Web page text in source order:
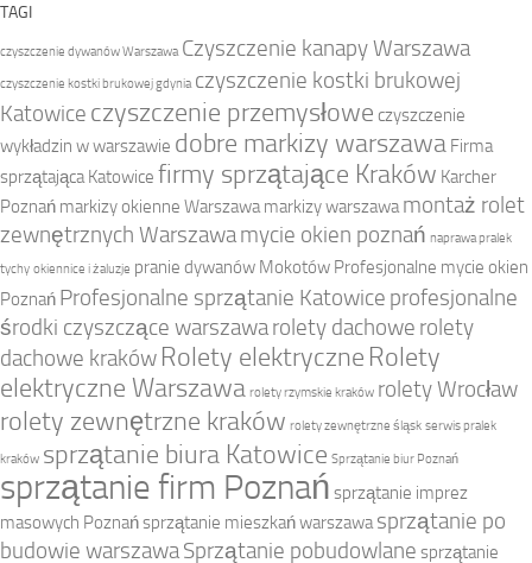
TAGI
czyszczenie dywanów Warszawa Czyszczenie kanapy Warszawa
czyszczenie kostki brukowej gdynia czyszczenie kostki brukowej
Katowice czyszczenie przemysłowe czyszczenie
wykładzin w warszawie dobre markizy warszawa Firma
sprzątająca Katowice firmy sprzątające Kraków Karcher
Poznań markizy okienne Warszawa markizy warszawa montaż rolet
zewnętrznych Warszawamycie okien poznań naprawa pralek
tychy okiennice i żaluzje pranie dywanów Mokotów Profesjonalne mycie okien
Poznań Profesjonalne sprzątanie Katowice profesjonalne
środki czyszczące warszawarolety dachowe rolety
dachowe kraków Rolety elektryczne Rolety
elektryczne Warszawa rolety rzymskie kraków rolety Wrocław
rolety zewnętrzne kraków rolety zewnętrzne śląsk serwis pralek
kraków sprzątanie biura Katowice Sprzątanie biur Poznań
sprzątanie firm Poznań sprzątanie imprez
masowych Poznańsprzątanie mieszkań warszawa sprzątanie po
budowie warszawaSprzątanie pobudowlane sprzątanie